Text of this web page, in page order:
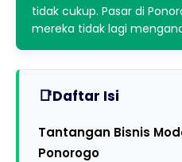
tidak cukup. Pasar di
mereka tidak lagi
Daftar Isi
Tantangan Bisnis
Ponorogo